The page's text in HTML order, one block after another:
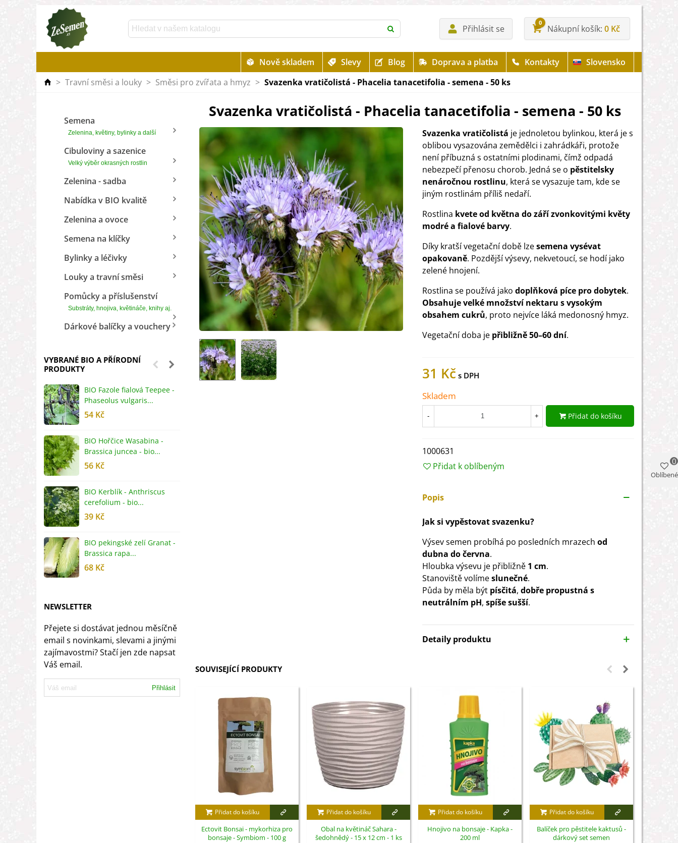
Přihlásit se
0
Nákupní košík 0 Kč
Nově skladem Slevy Blog Doprava a platba Kontakty
Slovensko
> Travní směsi a louky > Směsi pro zvířata a hmyz > Svazenka vratičolistá - Phacelia tanacetifolia - semena - 50 ks
Semena
Zelenina, květiny, bylinky a další
Cibuloviny a sazenice
Velký výběr okrasných rostlin
Zelenina - sadba
Nabídka v BIO kvalitě
Zelenina a ovoce
Semena na klíčky
Bylinky a léčivky
Louky a travní směsi
Pomůcky a příslušenství
Substráty, hnojiva, květináče, knihy aj.
Dárkové balíčky a vouchery
VYBRANÉ BIO A PŘÍRODNÍ
PRODUKTY
BIO Fazole fialová Teepee -
Phaseolus vulgaris...
54 Kč
BIO Hořčice Wasabina -
Brassica juncea - bio...
56 Kč
BIO Kerblík - Anthriscus
cerefolium - bio...
39 Kč
BIO pekingské zelí Granat -
Brassica rapa...
68 Kč
NEWSLETTER
Přejete si dostávat jednou měsíčně
email s novinkami, slevami a jinými
zajímavostmi? Stačí jen zde napsat
Váš email.
Přihlásit
Svazenka vratičolistá - Phacelia tanacetifolia - semena - 50 ks
Svazenka vratičolistá je jednoletou bylinkou, která je s
oblibou vysazována zemědělci i zahrádkáři, protože
není příbuzná s ostatními plodinami, čímž odpadá
nebezpečí přenosu chorob. Jedná se o pěstitelsky
nenáročnou rostlinu, která se vysazuje tam, kde se
jiným rostlinám příliš nedaří.
Rostlina kvete od května do září zvonkovitými květy
modré a fialové barvy.
Díky kratší vegetační době lzesemena vysévat
opakovaně. Pozdější výsevy, nekvetoucí, se hodí jako
zelené hnojení.
Rostlina se používá jako doplňková píce pro dobytek.
Obsahuje velké množství nektaru s vysokým
obsahem cukrů, proto nejvíce láká medonosný hmyz.
Vegetační doba je přibližně 50–60 dní.
31 Kč
Skladem
- + Přidat do košíku
1000631
Přidat k oblíbeným
Popis
Jak si vypěstovat svazenku?
Výsev semen probíhá po posledních mrazech od
dubna do června.
Hloubka výsevu je přibližně 1 cm.
Stanoviště volímeslunečné.
Půda by měla být písčitá, dobře propustná s
neutrálním pH, spíše sušší.
Detaily produktu
SOUVISEJÍCÍ PRODUKTY
Přidat do košíku
Ectovit Bonsai - mykorhiza pro
bonsaje - Symbiom - 100 g
Přidat do košíku
Obal na květináč Sahara -
šedohnědý - 15 x 12 cm - 1 ks
Přidat do košíku
Hnojivo na bonsaje - Kapka -
200 ml
Přidat do košíku
Balíček pro pěstitele kaktusů -
dárkový set semen
Oblíbené
0